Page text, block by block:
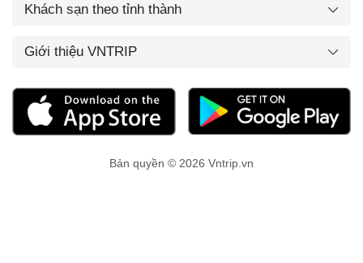
Khách sạn theo tỉnh thành
Giới thiệu VNTRIP
Bản quyền © 2026 Vntrip.vn